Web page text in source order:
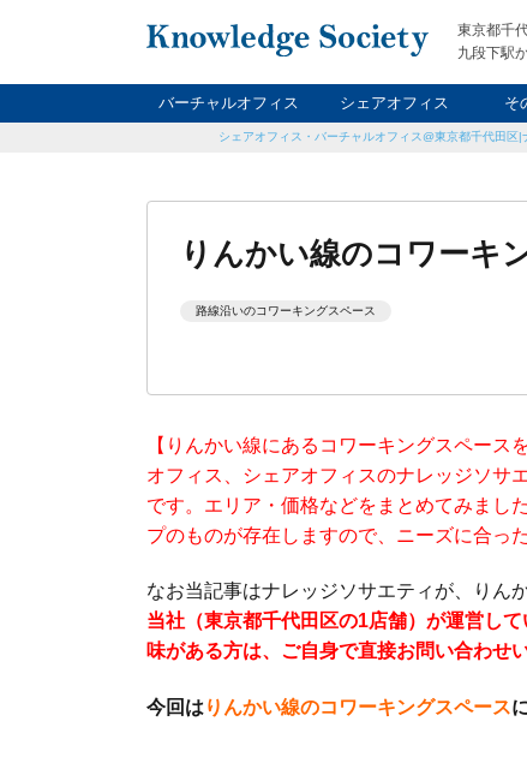
東京都千
九段下駅
バーチャルオフィス シェアオフィス そ
レ
ナイト
シェアオフィス・バーチャルオフィス@東京都千代田区|
りんかい線のコワーキ
路線沿いのコワーキングスペース
【りんかい線にあるコワーキングスペー
オフィス、シェアオフィスのナレッジソサ
です。エリア・価格などをまとめてみまし
プのものが存在しますので、ニーズに合っ
なお当記事はナレッジソサエティが、りん
当社（東京都千代田区の1店舗）が運営し
味がある方は、ご自身で直接お問い合わせ
今回は りんかい線のコワーキングスペース